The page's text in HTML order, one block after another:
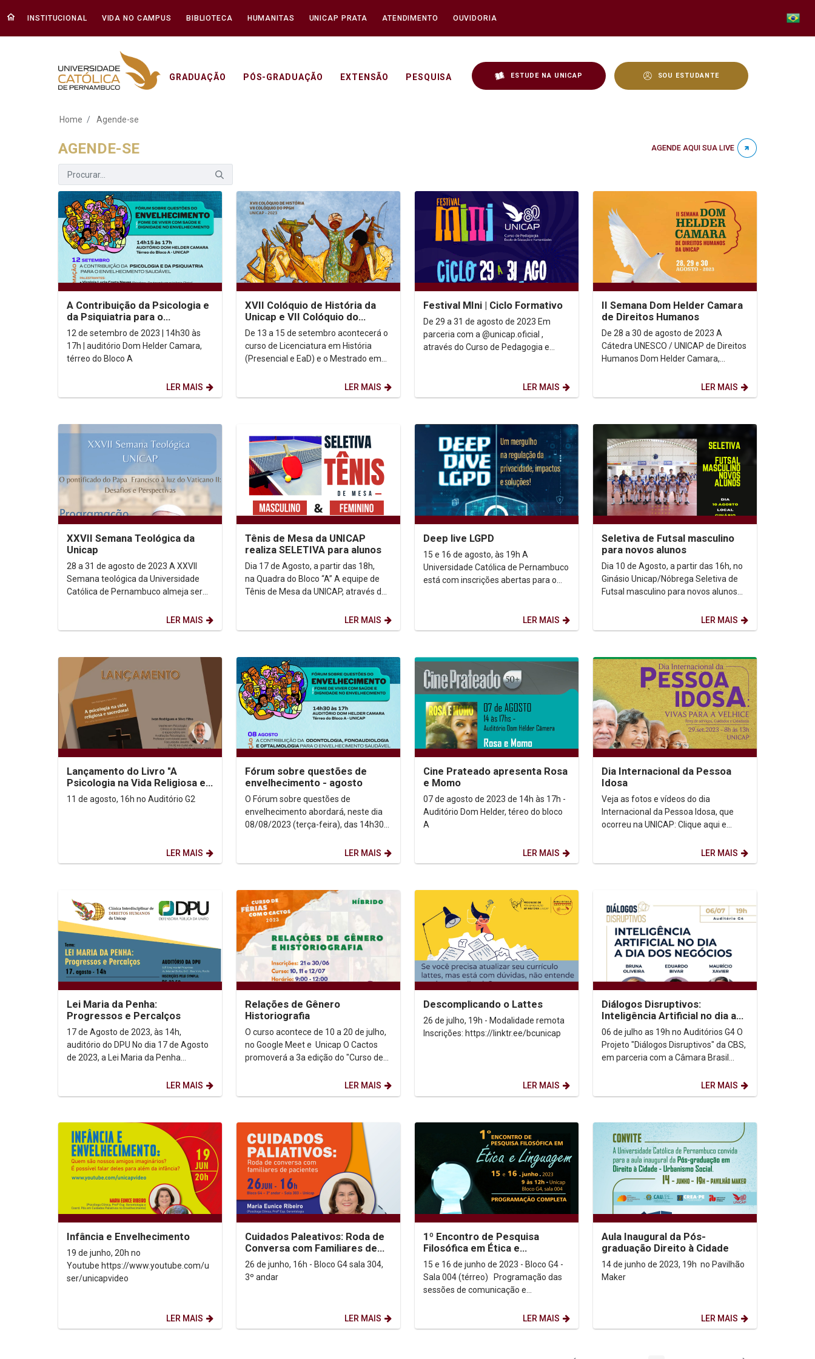
INSTITUCIONAL VIDA NO CAMPUS BIBLIOTECA HUMANITAS UNICAP PRATA ATENDIMENTO OUVIDORIA
GRADUAÇÃO PÓS-GRADUAÇÃO EXTENSÃO PESQUISA ESTUDE NA UNICAP SOU ESTUDANTE
Agende-se - Unicap
Home Agende-se
AGENDE-SE AGENDE AQUI SUA LIVE
A Contribuição da Psicologia e
da Psiquiatria para o
envelhecimento saudável
12 de setembro de 2023 | 14h30 às
17h | auditório Dom Helder Camara,
térreo do Bloco A
LER MAIS
XVII Colóquio de História da
Unicap e VII Colóquio do
Programa de Pós-Graduação
em História
De 13 a 15 de setembro acontecerá o
curso de Licenciatura em História
(Presencial e EaD) e o Mestrado em
LER MAIS
Festival MIni | Ciclo Formativo
De 29 a 31 de agosto de 2023 Em
parceria com a @unicap.oficial ,
através do Curso de Pedagogia e
LER MAIS
II Semana Dom Helder Camara
de Direitos Humanos
De 28 a 30 de agosto de 2023 A
Cátedra UNESCO / UNICAP de Direitos
Humanos Dom Helder Camara,
Camara de Direitos Humanos...LER MAIS
XXVII Semana Teológica da
Unicap
28 a 31 de agosto de 2023 A XXVII
Semana teológica da Universidade
Católica de Pernambuco almeja ser
comemorativo e de estudos...LER MAIS
Tênis de Mesa da UNICAP
realiza SELETIVA para alunos
Dia 17 de Agosto, a partir das 18h,
na Quadra do Bloco “A” A equipe de
Tênis de Mesa da UNICAP, através do
LER MAIS
Deep live LGPD
15 e 16 de agosto, às 19h A
Universidade Católica de Pernambuco
está com inscrições abertas para o
LER MAIS
Seletiva de Futsal masculino
para novos alunos
Dia 10 de Agosto, a partir das 16h, no
Ginásio Unicap/Nóbrega Seletiva de
Futsal masculino para novos alunos
LER MAIS
Lançamento do Livro "A
Psicologia na Vida Religiosa e
Sacerdotal"
11 de agosto, 16h no Auditório G2
LER MAIS
Fórum sobre questões de
envelhecimento - agosto
O Fórum sobre questões de
envelhecimento abordará, neste dia
08/08/2023 (terça-feira), das 14h30
LER MAIS
Cine Prateado apresenta Rosa
e Momo
07 de agosto de 2023 de 14h às 17h -
Auditório Dom Helder, téreo do bloco
A
LER MAIS
Dia Internacional da Pessoa
Idosa
Veja as fotos e vídeos do dia
Internacional da Pessoa Idosa, que
ocorreu na UNICAP: Clique aqui e
LER MAIS
Lei Maria da Penha:
Progressos e Percalços
17 de Agosto de 2023, às 14h,
auditório do DPU No dia 17 de Agosto
de 2023, a Lei Maria da Penha
LER MAIS
Relações de Gênero
Historiografia
O curso acontece de 10 a 20 de julho,
no Google Meet e Unicap O Cactos
promoverá a 3a edição do "Curso de
LER MAIS
Descomplicando o Lattes
26 de julho, 19h - Modalidade remota
Inscrições: https://linktr.ee/bcunicap
LER MAIS
Diálogos Disruptivos:
Inteligência Artificial no dia a
dia de Negócios
06 de julho as 19h no Auditórios G4 O
Projeto "Diálogos Disruptivos" da CBS,
em parceria com a Câmara Brasil
LER MAIS
Infância e Envelhecimento
19 de junho, 20h no
Youtube https://www.youtube.com/u
ser/unicapvideo
LER MAIS
Cuidados Paleativos: Roda de
Conversa com Familiares de
Pacientes
26 de junho, 16h - Bloco G4 sala 304,
3º andar
LER MAIS
1º Encontro de Pesquisa
Filosófica em Ética e
Linguagem
15 e 16 de junho de 2023 - Bloco G4 -
Sala 004 (térreo) Programação das
sessões de comunicação e
LER MAIS
Aula Inaugural da Pós-
graduação Direito à Cidade
14 de junho de 2023, 19h no Pavilhão
Maker
LER MAIS